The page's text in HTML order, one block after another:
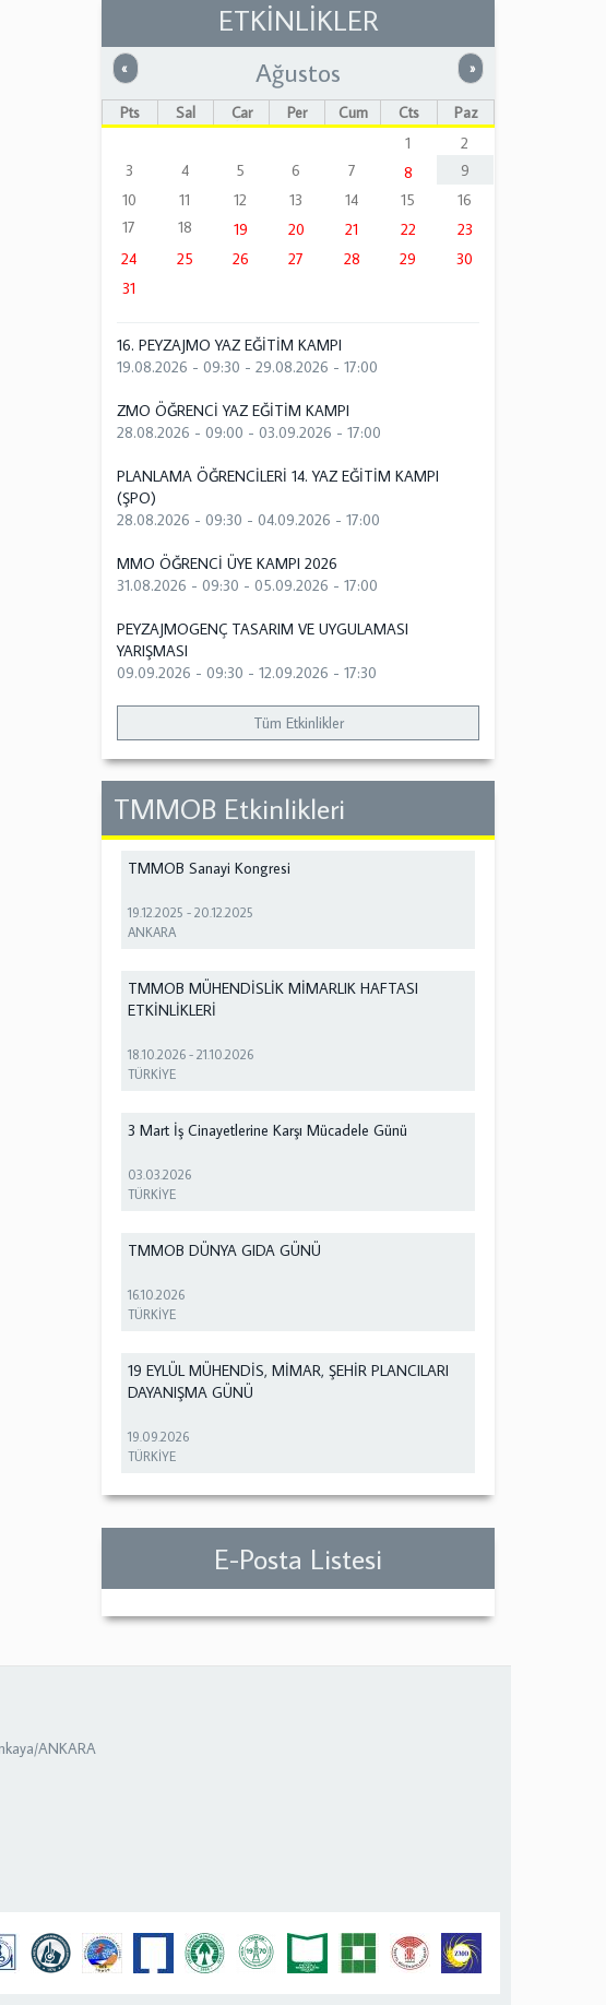
ETKİNLİKLER
« Önceki »Sonraki
Ağustos
Pts Sal Çar Per Cum Cts
Paz
1
2
3
4 5 6 7 8
9
10
11 12 13 14 15
16
17
18 19 20 21 22
23
24
25 26 27 28 29
30
31
16. PEYZAJMO YAZ EĞİTİM KAMPI
19.08.2026 - 09:30 -29.08.2026 - 17:00
ZMO ÖĞRENCİ YAZ EĞİTİM KAMPI
28.08.2026 - 09:00 -03.09.2026 - 17:00
PLANLAMA ÖĞRENCİLERİ 14. YAZ EĞİTİM KAMPI
(ŞPO)
28.08.2026 - 09:30 -04.09.2026 - 17:00
MMO ÖĞRENCİ ÜYE KAMPI 2026
31.08.2026 - 09:30 -05.09.2026 - 17:00
PEYZAJMOGENÇ TASARIM VE UYGULAMASI
YARIŞMASI
09.09.2026 - 09:30 -12.09.2026 - 17:30
Tüm Etkinlikler
TMMOB Etkinlikleri
TMMOB Sanayi Kongresi
19.12.2025 -20.12.2025
ANKARA
TMMOB MÜHENDİSLİK MİMARLIK HAFTASI
ETKİNLİKLERİ
18.10.2026 -21.10.2026
TÜRKİYE
3 Mart İş Cinayetlerine Karşı Mücadele Günü
03.03.2026
TÜRKİYE
TMMOB DÜNYA GIDA GÜNÜ
16.10.2026
TÜRKİYE
19 EYLÜL MÜHENDİS, MİMAR, ŞEHİR PLANCILARI
DAYANIŞMA GÜNÜ
19.09.2026
TÜRKİYE
E-Posta Listesi
ANKARA